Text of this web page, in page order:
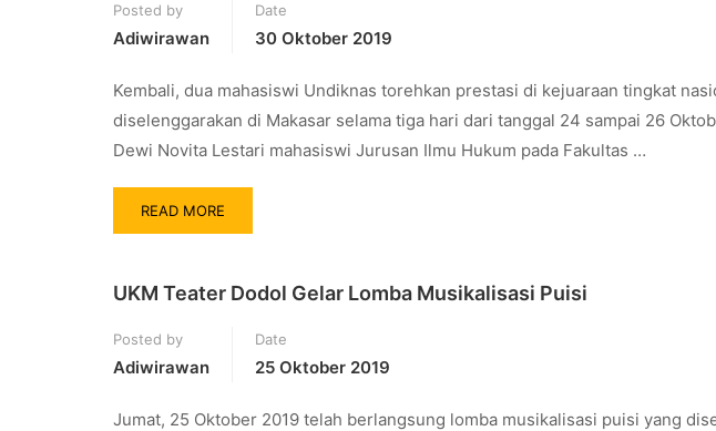
Posted by
Adiwirawan
Date
30 Oktober 2019
Kembali, dua mahasiswi Undiknas torehkan prestasi di kejuaraan tingkat
diselenggarakan di Makasar selama tiga hari dari tanggal 24 sampai 26
Dewi Novita Lestari mahasiswi Jurusan Ilmu Hukum pada Fakultas …
READ MORE
UKM Teater Dodol Gelar Lomba Musikalisasi Puisi
Posted by
Adiwirawan
Date
25 Oktober 2019
Jumat, 25 Oktober 2019 telah berlangsung lomba musikalisasi puisi yang